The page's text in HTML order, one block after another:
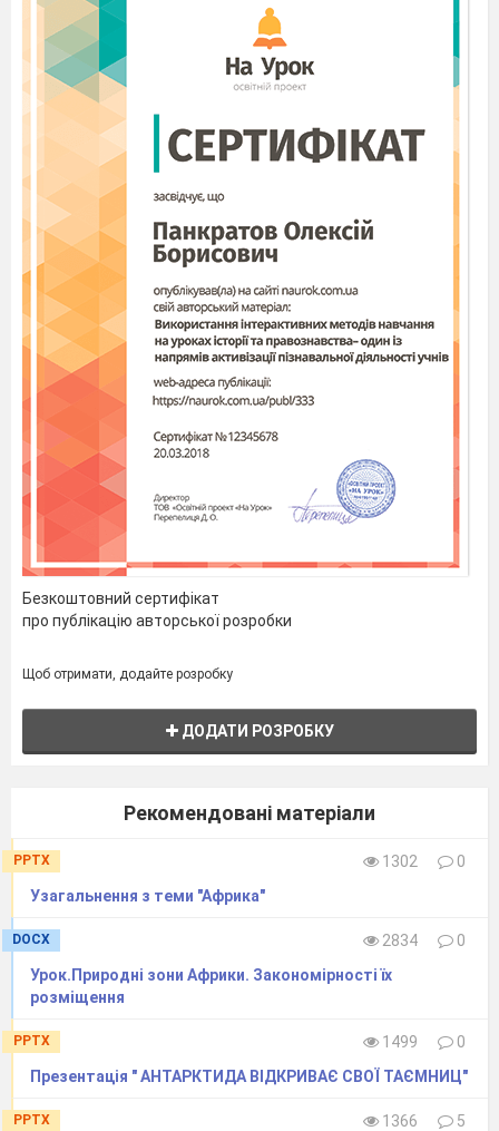
Безкоштовний сертифікат
про публікацію авторської розробки
Щоб отримати, додайте розробку
ДОДАТИ РОЗРОБКУ
Рекомендовані матеріали
PPTX 1302
0
Узагальнення з теми "Африка"
DOCX 2834
0
Урок.Природні зони Африки. Закономірності їх
розміщення
PPTX 1499
0
Презентація " АНТАРКТИДА ВІДКРИВАЄ СВОЇ ТАЄМНИЦ"
PPTX 1366
5